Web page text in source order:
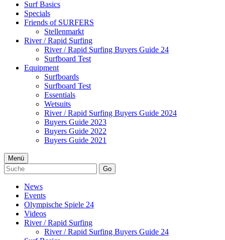
Surf Basics
Specials
Friends of SURFERS
Stellenmarkt
River / Rapid Surfing
River / Rapid Surfing Buyers Guide 24
Surfboard Test
Equipment
Surfboards
Surfboard Test
Essentials
Wetsuits
River / Rapid Surfing Buyers Guide 2024
Buyers Guide 2023
Buyers Guide 2022
Buyers Guide 2021
Menü
Go
News
Events
Olympische Spiele 24
Videos
River / Rapid Surfing
River / Rapid Surfing Buyers Guide 24